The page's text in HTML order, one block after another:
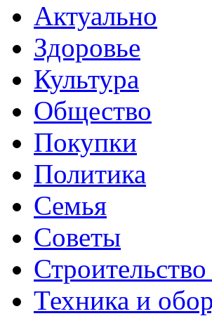
Актуально
Здоровье
Культура
Общество
Покупки
Политика
Семья
Советы
Техника и